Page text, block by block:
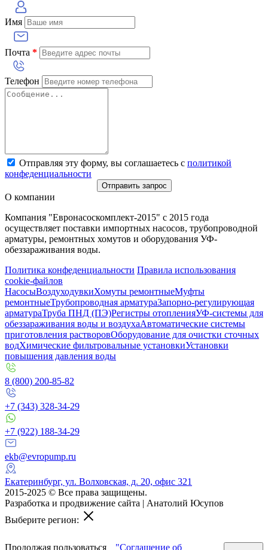
Имя
Почта *
Телефон
Отправляя эту форму, вы соглашаетесь с политикой
конфеденциальности
Отправить запрос
О компании
Компания "Евронасоскомплект-2015" с 2015 года
осуществляет поставки импортных насосов, трубопроводной
арматуры, ремонтных хомутов и оборудования УФ-
обеззараживания воды.
Политика конфеденциальности Правила использования
cookie-файлов
НасосыВоздуходувкиХомуты ремонтныеМуфты
ремонтныеТрубопроводная арматураЗапорно-регулирующая
арматураТруба ПНД (ПЭ)Регистры отопленияУФ-системы для
обеззараживания воды и воздухаАвтоматические системы
приготовления растворовОборудование для очистки сточных
водХимические фильтровальные установкиУстановки
повышения давления воды
8 (800) 200-85-82
+7 (343) 328-34-29
+7 (922) 188-34-29
ekb@evropump.ru
Екатеринбург, ​ул. Волховская, д. 20, офис 321
2015-2025 © Все права защищены.
Разработка и продвижение сайта | Анатолий Юсупов
Выберите регион:
Продолжая пользоваться "Соглашение об